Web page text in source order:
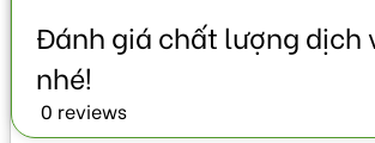
0 reviews